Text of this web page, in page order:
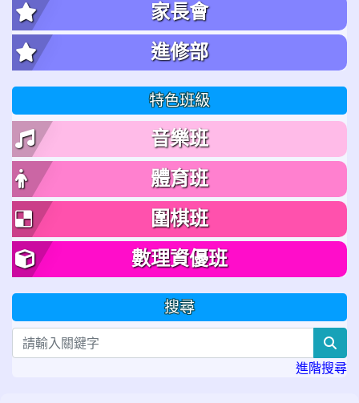
家長會
進修部
特色班級
音樂班
體育班
圍棋班
數理資優班
搜尋
進階搜尋